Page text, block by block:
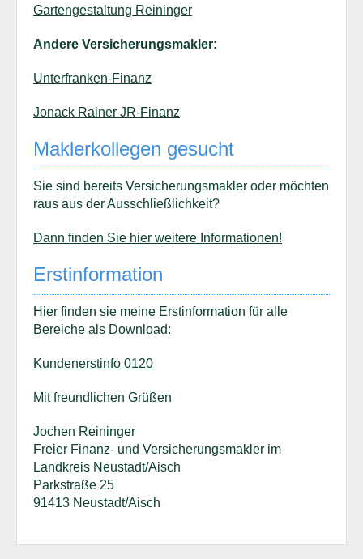
Gartengestaltung Reininger
Andere Versicherungsmakler:
Unterfranken-Finanz
Jonack Rainer JR-Finanz
Maklerkollegen gesucht
Sie sind bereits Versicherungsmakler oder möchten
raus aus der Ausschließlichkeit?
Dann finden Sie hier weitere Informationen!
Erstinformation
Hier finden sie meine Erstinformation für alle
Bereiche als Download:
Kundenerstinfo 0120
Mit freundlichen Grüßen
Jochen Reininger
Freier Finanz- und Versicherungsmakler im
Landkreis Neustadt/Aisch
Parkstraße 25
91413 Neustadt/Aisch